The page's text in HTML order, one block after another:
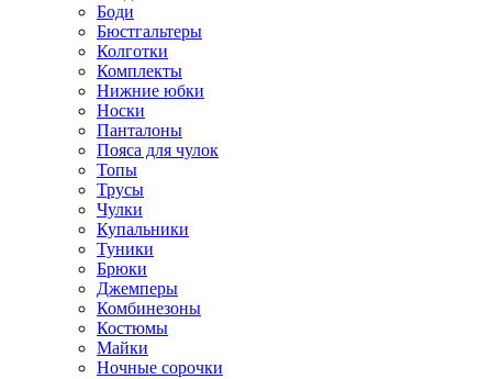
Боди
Бюстгальтеры
Колготки
Комплекты
Нижние юбки
Носки
Панталоны
Поясa для чулок
Топы
Трусы
Чулки
Купальники
Туники
Брюки
Джемперы
Комбинезоны
Костюмы
Майки
Ночные сорочки